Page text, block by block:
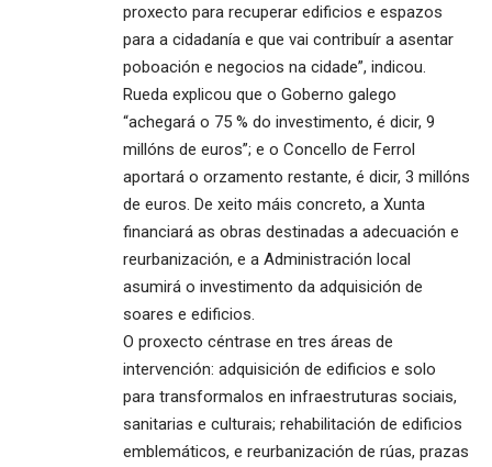
proxecto para recuperar edificios e espazos
para a cidadanía e que vai contribuír a asentar
poboación e negocios na cidade”, indicou.
Rueda explicou que o Goberno galego
“achegará o 75 % do investimento, é dicir, 9
millóns de euros”; e o Concello de Ferrol
aportará o orzamento restante, é dicir, 3 millóns
de euros. De xeito máis concreto, a Xunta
financiará as obras destinadas a adecuación e
reurbanización, e a Administración local
asumirá o investimento da adquisición de
soares e edificios.
O proxecto céntrase en tres áreas de
intervención: adquisición de edificios e solo
para transformalos en infraestruturas sociais,
sanitarias e culturais; rehabilitación de edificios
emblemáticos, e reurbanización de rúas, prazas